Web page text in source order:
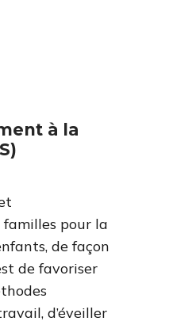
à la
familles pour la
de façon
de favoriser
d’éveiller